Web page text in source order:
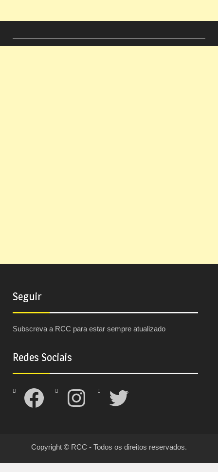
Seguir
Subscreva a RCC para estar sempre atualizado
Redes Sociais
Facebook Instagram Twitter
Copyright © RCC - Todos os direitos reservados.